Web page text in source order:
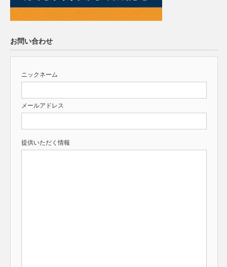
お問い合わせ
ニックネーム
メールアドレス
提供いただく情報